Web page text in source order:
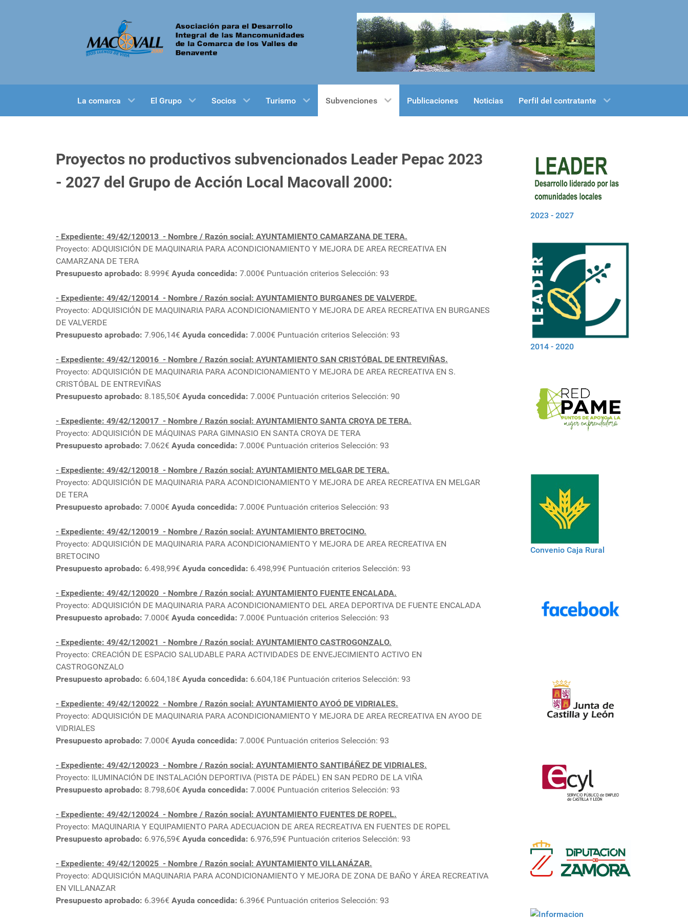
La comarca El Grupo Socios Turismo Subvenciones Publicaciones Noticias Perfil del contratante
Proyectos no productivos subvencionados Leader Pepac 2023
- 2027 del Grupo de Acción Local Macovall 2000:
- Expediente: 49/42/120013 - Nombre / Razón social: AYUNTAMIENTO CAMARZANA DE TERA.
Proyecto: ADQUISICIÓN DE MAQUINARIA PARA ACONDICIONAMIENTO Y MEJORA DE AREA RECREATIVA EN
CAMARZANA DE TERA
Presupuesto aprobado: 8.999€ Ayuda concedida: 7.000€ Puntuación criterios Selección: 93
- Expediente: 49/42/120014 - Nombre / Razón social: AYUNTAMIENTO BURGANES DE VALVERDE.
Proyecto: ADQUISICIÓN DE MAQUINARIA PARA ACONDICIONAMIENTO Y MEJORA DE AREA RECREATIVA EN BURGANES
DE VALVERDE
Presupuesto aprobado: 7.906,14€ Ayuda concedida: 7.000€ Puntuación criterios Selección: 93
- Expediente: 49/42/120016 - Nombre / Razón social: AYUNTAMIENTO SAN CRISTÓBAL DE ENTREVIÑAS.
Proyecto: ADQUISICIÓN DE MAQUINARIA PARA ACONDICIONAMIENTO Y MEJORA DE AREA RECREATIVA EN S.
CRISTÓBAL DE ENTREVIÑAS
Presupuesto aprobado: 8.185,50€ Ayuda concedida: 7.000€ Puntuación criterios Selección: 90
- Expediente: 49/42/120017 - Nombre / Razón social: AYUNTAMIENTO SANTA CROYA DE TERA.
Proyecto: ADQUISICIÓN DE MÁQUINAS PARA GIMNASIO EN SANTA CROYA DE TERA
Presupuesto aprobado: 7.062€ Ayuda concedida: 7.000€ Puntuación criterios Selección: 93
- Expediente: 49/42/120018 - Nombre / Razón social: AYUNTAMIENTO MELGAR DE TERA.
Proyecto: ADQUISICIÓN DE MAQUINARIA PARA ACONDICIONAMIENTO Y MEJORA DE AREA RECREATIVA EN MELGAR
DE TERA
Presupuesto aprobado: 7.000€ Ayuda concedida: 7.000€ Puntuación criterios Selección: 93
- Expediente: 49/42/120019 - Nombre / Razón social: AYUNTAMIENTO BRETOCINO.
Proyecto: ADQUISICIÓN DE MAQUINARIA PARA ACONDICIONAMIENTO Y MEJORA DE AREA RECREATIVA EN
BRETOCINO
Presupuesto aprobado: 6.498,99€ Ayuda concedida: 6.498,99€ Puntuación criterios Selección: 93
- Expediente: 49/42/120020 - Nombre / Razón social: AYUNTAMIENTO FUENTE ENCALADA.
Proyecto: ADQUISICIÓN DE MAQUINARIA PARA ACONDICIONAMIENTO DEL AREA DEPORTIVA DE FUENTE ENCALADA
Presupuesto aprobado: 7.000€ Ayuda concedida: 7.000€ Puntuación criterios Selección: 93
- Expediente: 49/42/120021 - Nombre / Razón social: AYUNTAMIENTO CASTROGONZALO.
Proyecto: CREACIÓN DE ESPACIO SALUDABLE PARA ACTIVIDADES DE ENVEJECIMIENTO ACTIVO EN
CASTROGONZALO
Presupuesto aprobado: 6.604,18€ Ayuda concedida: 6.604,18€ Puntuación criterios Selección: 93
- Expediente: 49/42/120022 - Nombre / Razón social: AYUNTAMIENTO AYOÓ DE VIDRIALES.
Proyecto: ADQUISICIÓN DE MAQUINARIA PARA ACONDICIONAMIENTO Y MEJORA DE AREA RECREATIVA EN AYOO DE
VIDRIALES
Presupuesto aprobado: 7.000€ Ayuda concedida: 7.000€ Puntuación criterios Selección: 93
- Expediente: 49/42/120023 - Nombre / Razón social: AYUNTAMIENTO SANTIBÁÑEZ DE VIDRIALES.
Proyecto: ILUMINACIÓN DE INSTALACIÓN DEPORTIVA (PISTA DE PÁDEL) EN SAN PEDRO DE LA VIÑA
Presupuesto aprobado: 8.798,60€ Ayuda concedida: 7.000€ Puntuación criterios Selección: 93
- Expediente: 49/42/120024 - Nombre / Razón social: AYUNTAMIENTO FUENTES DE ROPEL.
Proyecto: MAQUINARIA Y EQUIPAMIENTO PARA ADECUACION DE AREA RECREATIVA EN FUENTES DE ROPEL
Presupuesto aprobado: 6.976,59€ Ayuda concedida: 6.976,59€ Puntuación criterios Selección: 93
- Expediente: 49/42/120025 - Nombre / Razón social: AYUNTAMIENTO VILLANÁZAR.
Proyecto: ADQUISICIÓN MAQUINARIA PARA ACONDICIONAMIENTO Y MEJORA DE ZONA DE BAÑO Y ÁREA RECREATIVA
EN VILLANAZAR
Presupuesto aprobado: 6.396€ Ayuda concedida: 6.396€ Puntuación criterios Selección: 93
2023 - 2027
2014 - 2020
Convenio Caja Rural